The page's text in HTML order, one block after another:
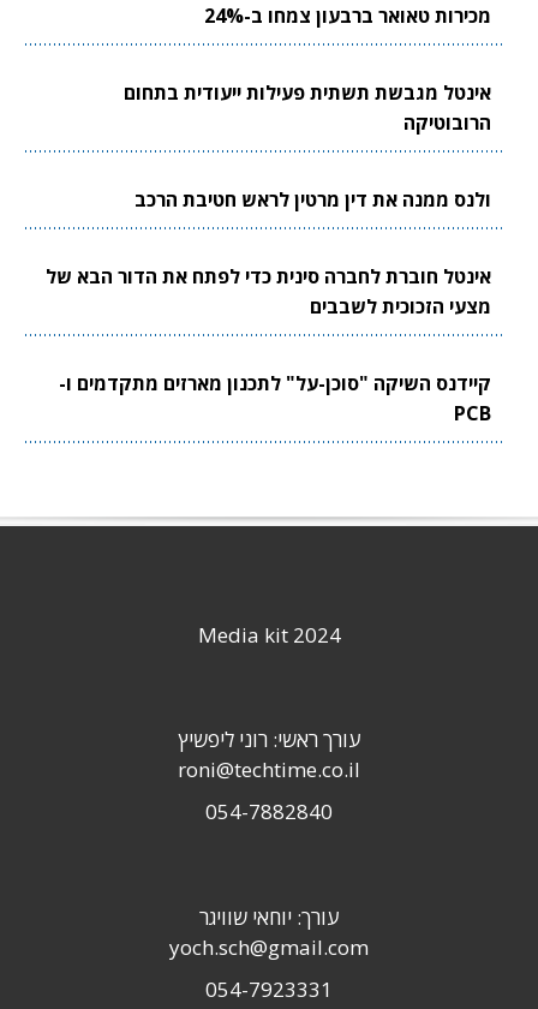
מכירות טאואר ברבעון צמחו ב-24%
אינטל מגבשת תשתית פעילות ייעודית בתחום
הרובוטיקה
ולנס ממנה את דין מרטין לראש חטיבת הרכב
אינטל חוברת לחברה סינית כדי לפתח את הדור הבא של
מצעי הזכוכית לשבבים
קיידנס השיקה "סוכן-על" לתכנון מארזים מתקדמים ו-
PCB
Media kit 2024
עורך ראשי: רוני ליפשיץ
roni@techtime.co.il
054-7882840
עורך: יוחאי שוויגר
yoch.sch@gmail.com
054-7923331